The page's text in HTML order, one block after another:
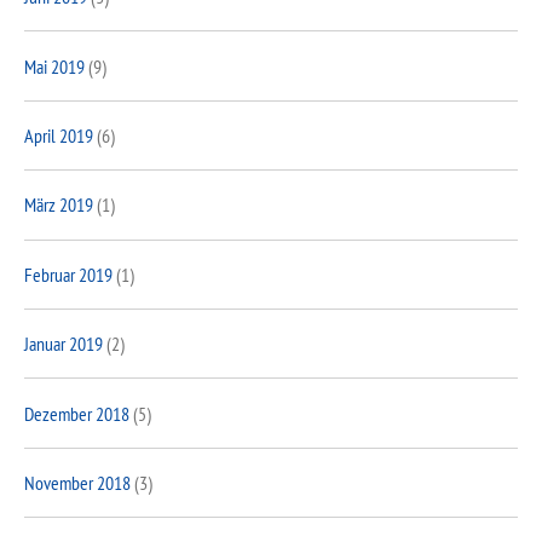
Mai 2019(9)
April 2019(6)
März 2019(1)
Februar 2019(1)
Januar 2019(2)
Dezember 2018(5)
November 2018(3)